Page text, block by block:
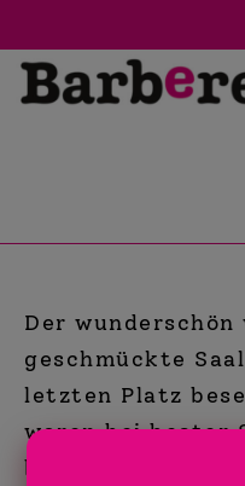
Inhalt
springen
Der
geschmückte
letzten Platz
waren bei bester
bester Stimmung.